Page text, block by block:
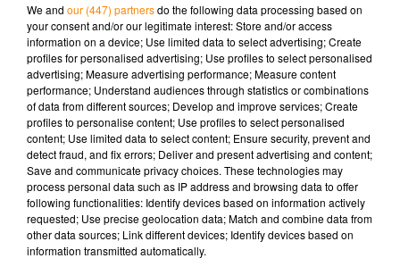
Jus de Pomme a lieu le dimanche 28 septembre 2025, de 9h
à 18h, sur la place de la mairie et ses rues adjacentes.
Organisée par l’APPPA (Association de Promotion des
Producteurs du Plateau d’Anglès), cette journée automnale
mêle gastronomie, nature et artisanat local.
Au programme : exposition et ventes de champignons,
démonstration de pressage de pommes avec vente du jus,
marché des producteurs et artisans, restauration sur place à
midi avec des assiettes gourmandes, grillades et desserts.
À 15h, une conférence et une projection photo autour du
thème du champignon seront proposées dans la salle sous
We and our (447) partnersdo the following data processing based on
your consent and/or our legitimate interest: Store and/or access
information on a device; Use limited data to select advertising; Create
profiles for personalised advertising; Use profiles to select personalised
advertising; Measure advertising performance; Measure content
performance; Understand audiences through statistics or combinations
of data from different sources; Develop and improve services; Create
profiles to personalise content; Use profiles to select personalised
content; Use limited data to select content; Ensure security, prevent and
detect fraud, and fix errors; Deliver and present advertising and content;
Save and communicate privacy choices. These technologies may
process personal data such as IP address and browsing data to offer
following functionalities: Identify devices based on information actively
requested; Use precise geolocation data; Match and combine data from
other data sources; Link different devices; Identify devices based on
information transmitted automatically.